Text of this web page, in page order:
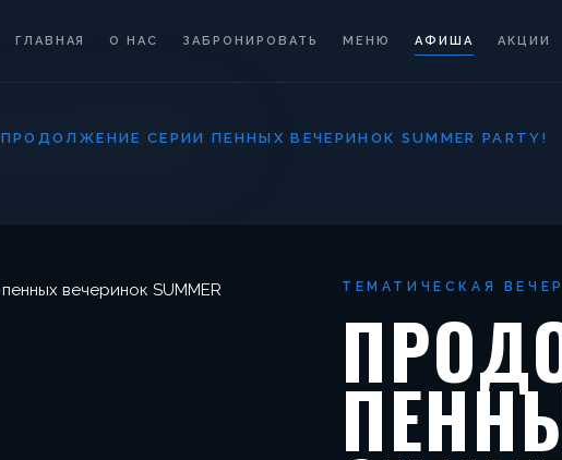
ГЛАВНАЯ О НАС ЗАБРОНИРОВАТЬ МЕНЮ АФИША АКЦИИ
ПРОДОЛЖЕНИЕ СЕРИИ ПЕННЫХ ВЕЧЕРИНОК SUMMER PARTY!
ТЕМАТИЧЕСКАЯ